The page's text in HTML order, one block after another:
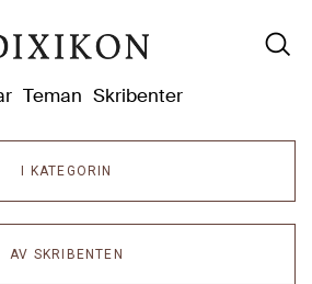
Teman Skribenter
I KATEGORIN
AV SKRIBENTEN